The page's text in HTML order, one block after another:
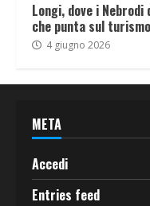
Longi, dove i
che punta sul
4 giugno 2026
META
Accedi
Entries feed